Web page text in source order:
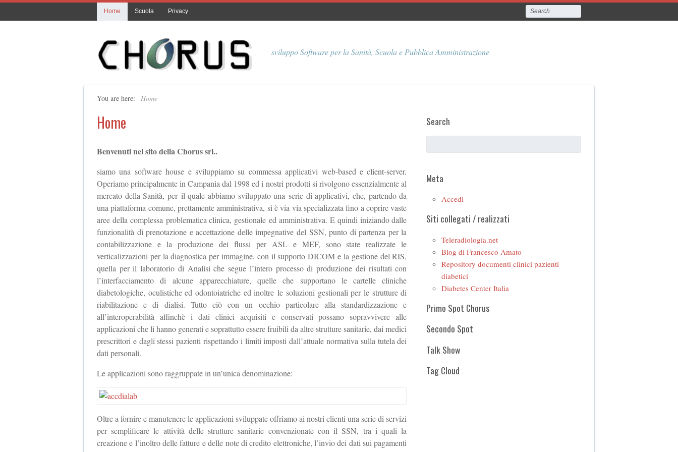
Home Scuola Privacy
sviluppo Software per la Sanità, Scuola e Pubblica Amministrazione
You are here: Home
Home
Benvenuti nel sito della Chorus srl..
siamo una software house e sviluppiamo su commessa applicativi web-based e client-server.
Operiamo principalmente in Campania dal 1998 ed i nostri prodotti si rivolgono essenzialmente al
mercato della Sanità, per il quale abbiamo sviluppato una serie di applicativi, che, partendo da
una piattaforma comune, prettamente amministrativa, si è via via specializzata fino a coprire vaste
aree della complessa problematica clinica, gestionale ed amministrativa. E quindi iniziando dalle
funzionalità di prenotazione e accettazione delle impegnative del SSN, punto di partenza per la
contabilizzazione e la produzione dei flussi per ASL e MEF, sono state realizzate le
verticalizzazioni per la diagnostica per immagine, con il supporto DICOM e la gestione del RIS,
quella per il laboratorio di Analisi che segue l’intero processo di produzione dei risultati con
l’interfacciamento di alcune apparecchiature, quelle che supportano le cartelle cliniche
diabetologiche, oculistiche ed odontoiatriche ed inoltre le soluzioni gestionali per le strutture di
riabilitazione e di dialisi. Tutto ciò con un occhio particolare alla standardizzazione e
all’interoperabilità affinchè i dati clinici acquisiti e conservati possano sopravvivere alle
applicazioni che li hanno generati e soprattutto essere fruibili da altre strutture sanitarie, dai medici
prescrittori e dagli stessi pazienti rispettando i limiti imposti dall’attuale normativa sulla tutela dei
dati personali.
Le applicazioni sono raggruppate in un’unica denominazione:
Oltre a fornire e manutenere le applicazioni sviluppate offriamo ai nostri clienti una serie di servizi
per semplificare le attività delle strutture sanitarie convenzionate con il SSN, tra i quali la
creazione e l’inoltro delle fatture e delle note di credito elettroniche, l’invio dei dati sui pagamenti
Search
Meta
Accedi
Siti collegati / realizzati
Teleradiologia.net
Blog di Francesco Amato
Repository documenti clinici pazienti
diabetici
Diabetes Center Italia
Primo Spot Chorus
Secondo Spot
Talk Show
Tag Cloud